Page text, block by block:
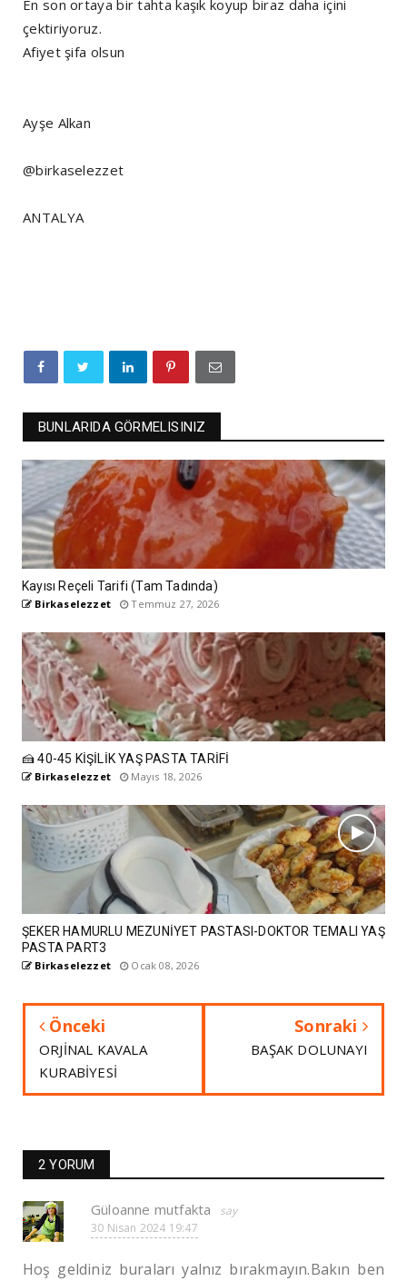
En son ortaya bir tahta kaşık koyup biraz daha içini
çektiriyoruz.
Afiyet şifa olsun
Ayşe Alkan
@birkaselezzet
ANTALYA
BUNLARIDA GÖRMELISINIZ
Kayısı Reçeli Tarifi (Tam Tadında)
Birkaselezzet Temmuz 27, 2026
🍰 40-45 KİŞİLİK YAŞ PASTA TARİFİ
Birkaselezzet Mayıs 18, 2026
ŞEKER HAMURLU MEZUNİYET PASTASI-DOKTOR TEMALI YAŞ
PASTA PART3
Birkaselezzet Ocak 08, 2026
Önceki
ORJİNAL KAVALA
KURABİYESİ
Sonraki
BAŞAK DOLUNAYI
2 YORUM
Güloanne mutfakta
30 Nisan 2024 19:47
Hoş geldiniz buraları yalnız bırakmayın.Bakın ben